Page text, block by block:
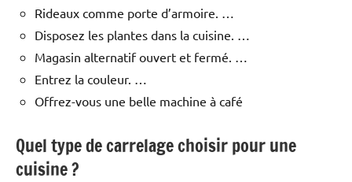
Rideaux comme porte d’armoire. …
Disposez les plantes dans la cuisine. …
Magasin alternatif ouvert et fermé. …
Entrez la couleur. …
Offrez-vous une belle machine à café
Quel type de carrelage choisir pour une
cuisine ?